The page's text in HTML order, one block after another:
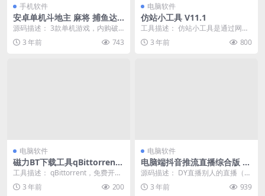
手机软件
安卓单机斗地主 麻将 捕鱼达
人3游戏内购破解版
源码描述： 3款单机游戏，内购破
解版！ 注：支付时取消或者点击确
定就行，购买直接...
3 年前 743
电脑软件
仿站小工具 V11.1
工具描述： 仿站小工具是通过网址
下载静态网页的工具。从输入的网
址下载html代码...
3 年前 800
电脑软件
磁力BT下载工具qBittorrent
4.5.1.10 绿色便携增强版
工具描述： qBittorrent，免费开源
BitTorrent客户端，磁力链接...
3 年前 200
电脑软件
电脑端抖音推流直播综合版 V
1.1可直播别人的直播工具
源码描述： DY直播别人的直播（抖
音推流直播综合版 V1.1 更新） 本
软件是根...
3 年前 939